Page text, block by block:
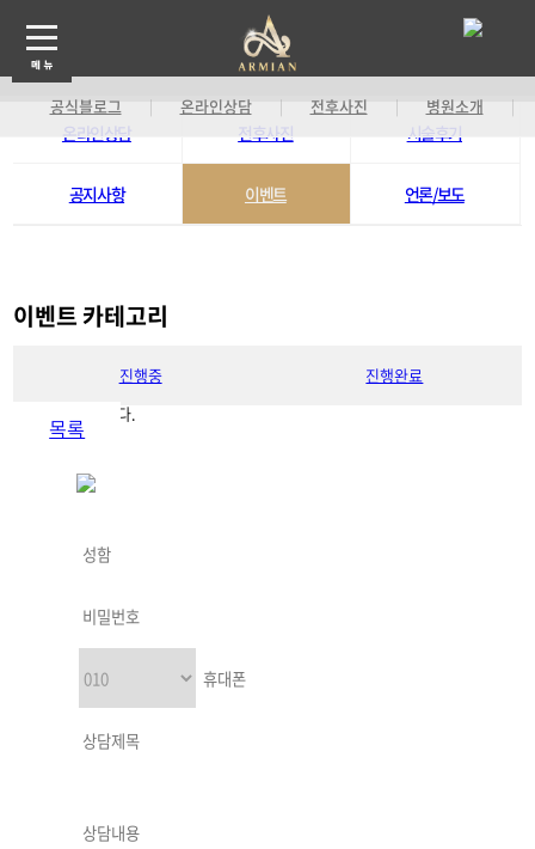
공식블로그 | 온라인상담 | 전후사진 | 병원소개 |
온라인상담 전후사진 시술후기
공지사항 이벤트 언론/보도
이벤트 카테고리
진행중
진행완료
게시물이 없습니다.
목록